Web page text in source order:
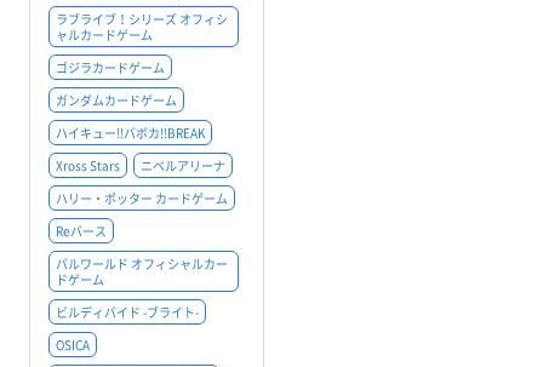
ラブライブ！シリーズ オフィシ
ャルカードゲーム
ゴジラカードゲーム
ガンダムカードゲーム
ハイキュー!!バボカ!!BREAK
Xross Stars
ニベルアリーナ
ハリー・ポッター カードゲーム
Reバース
パルワールド オフィシャルカー
ドゲーム
ビルディバイド -ブライト-
OSICA